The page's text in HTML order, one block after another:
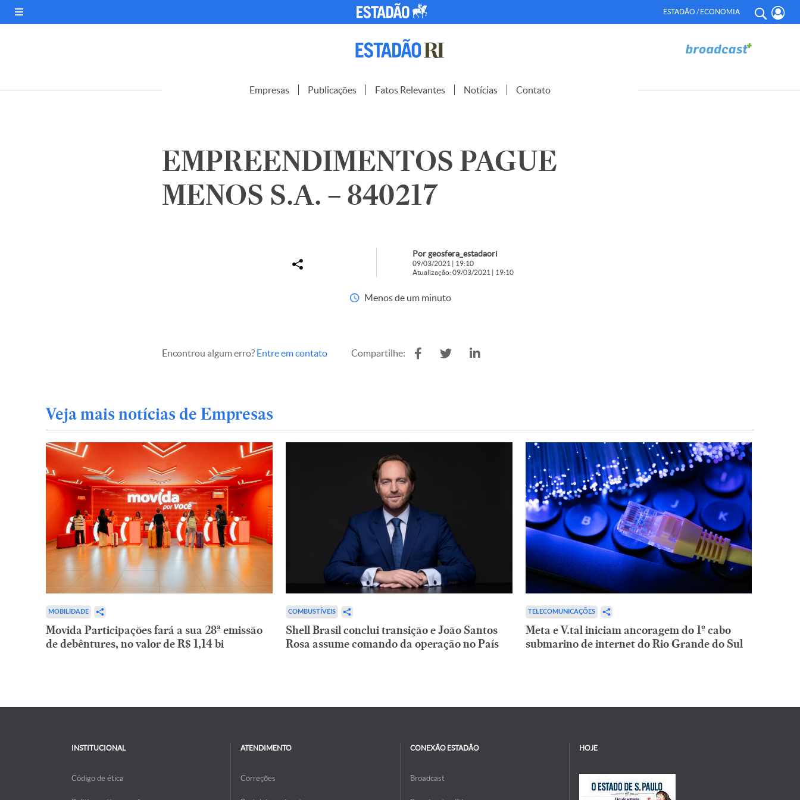
ESTADÃO / ECONOMIA
Empresas Publicações Fatos Relevantes Notícias Contato
EMPREENDIMENTOS PAGUE
MENOS S.A. – 840217
Por geosfera_estadaori
09/03/2021 | 19:10
Atualização: 09/03/2021 | 19:10
Menos de um minuto
Encontrou algum erro? Entre em contato Compartilhe:
Veja mais notícias de Empresas
MOBILIDADE
Movida Participações fará a sua 28ª emissão
de debêntures, no valor de R$ 1,14 bi
COMBUSTÍVEIS
Shell Brasil conclui transição e João Santos
Rosa assume comando da operação no País
TELECOMUNICAÇÕES
Meta e V.tal iniciam ancoragem do 1º cabo
submarino de internet do Rio Grande do Sul
INSTITUCIONAL
Código de ética
ATENDIMENTO
Correções
CONEXÃO ESTADÃO
Broadcast
HOJE